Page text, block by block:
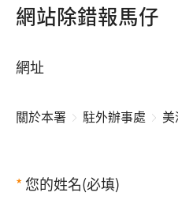
網站除錯報馬仔
網址
關於本署 駐外辦事處
您的姓名(必填)